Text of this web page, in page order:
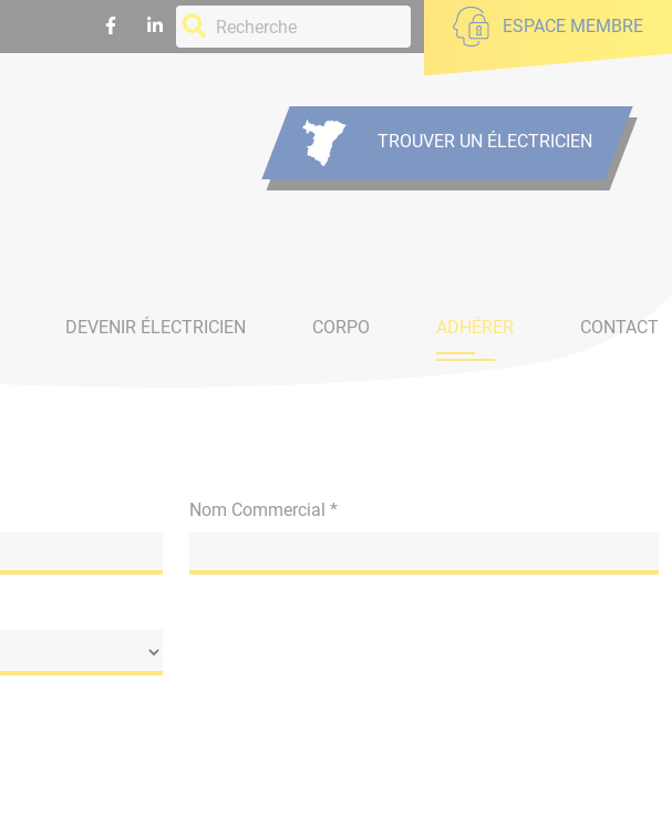
ESPACE MEMBRE
TROUVER UN ÉLECTRICIEN
DEVENIR ÉLECTRICIEN CORPO ADHÉRER CONTACT
Nom Commercial *